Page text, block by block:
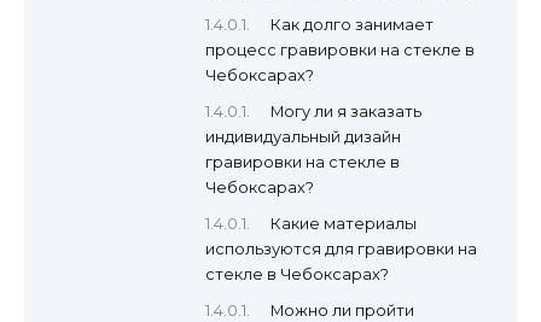
Как долго занимает
процесс гравировки на стекле в
Чебоксарах?
Могу ли я заказать
индивидуальный дизайн
гравировки на стекле в
Чебоксарах?
Какие материалы
используются для гравировки на
стекле в Чебоксарах?
Можно ли пройти